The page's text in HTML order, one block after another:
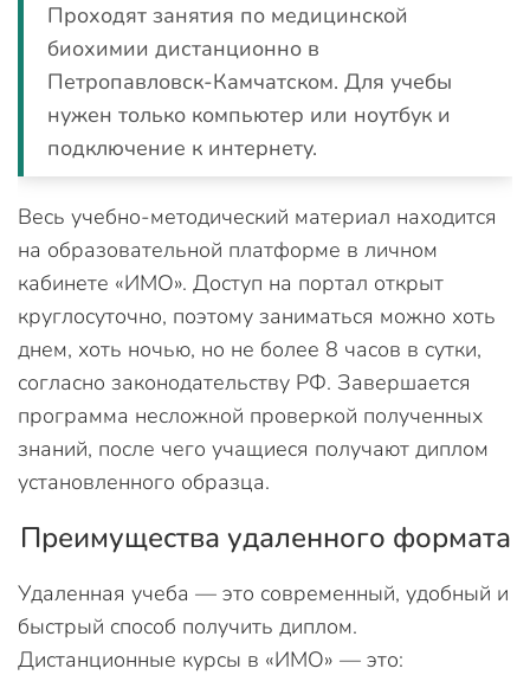
Проходят занятия по медицинской
биохимии дистанционно в
Петропавловск-Камчатском. Для учебы
нужен только компьютер или ноутбук и
подключение к интернету.
Весь учебно-методический материал находится
на образовательной платформе в личном
кабинете «ИМО». Доступ на портал открыт
круглосуточно, поэтому заниматься можно хоть
днем, хоть ночью, но не более 8 часов в сутки,
согласно законодательству РФ. Завершается
программа несложной проверкой полученных
знаний, после чего учащиеся получают диплом
установленного образца.
Преимущества удаленного формата
Удаленная учеба — это современный, удобный и
быстрый способ получить диплом.
Дистанционные курсы в «ИМО» — это: